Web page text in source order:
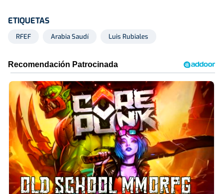
ETIQUETAS
RFEF Arabia Saudí Luis Rubiales